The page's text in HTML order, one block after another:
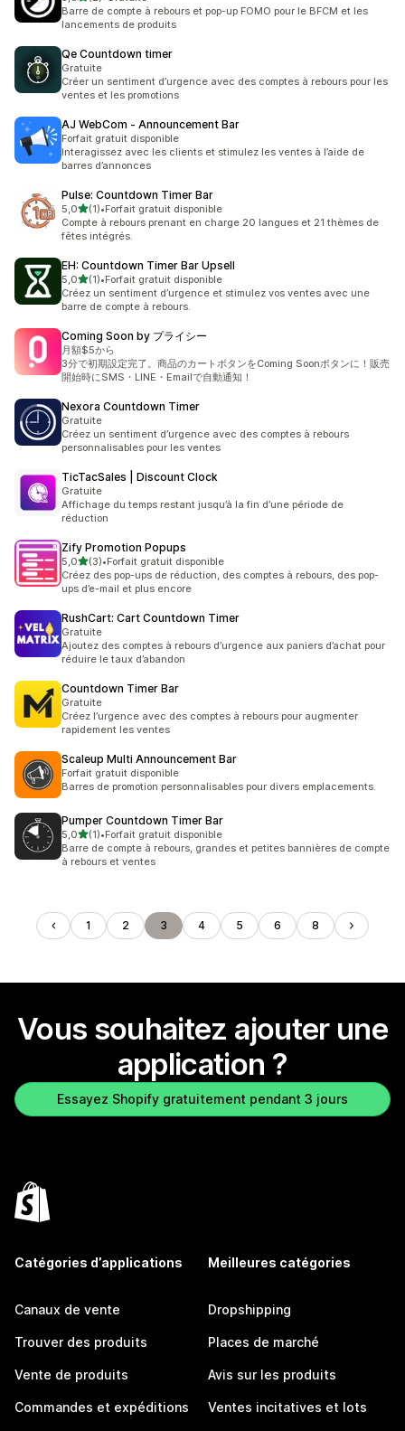
2 avis au total
Barre de compte à rebours et pop-up FOMO pour le BFCM et les
lancements de produits
Qe Countdown timer
Gratuite
Créer un sentiment d’urgence avec des comptes à rebours pour les
ventes et les promotions
AJ WebCom ‑ Announcement Bar
Forfait gratuit disponible
Interagissez avec les clients et stimulez les ventes à l’aide de
barres d’annonces
Pulse: Countdown Timer Bar
5,0étoile(s) sur 5
(1)
1 avis au total
•Forfait gratuit disponible
Compte à rebours prenant en charge 20 langues et 21 thèmes de
fêtes intégrés.
EH: Countdown Timer Bar Upsell
5,0étoile(s) sur 5
(1)
1 avis au total
•Forfait gratuit disponible
Créez un sentiment d’urgence et stimulez vos ventes avec une
barre de compte à rebours.
Coming Soon by プライシー
月額$5から
3分で初期設定完了。商品のカートボタンをComing Soonボタンに！販売
開始時にSMS・LINE・Emailで自動通知！
Nexora Countdown Timer
Gratuite
Créez un sentiment d’urgence avec des comptes à rebours
personnalisables pour les ventes
TicTacSales | Discount Clock
Gratuite
Affichage du temps restant jusqu’à la fin d’une période de
réduction
Zify Promotion Popups
5,0étoile(s) sur 5
(3)
3 avis au total
•Forfait gratuit disponible
Créez des pop-ups de réduction, des comptes à rebours, des pop-
ups d’e-mail et plus encore
RushCart: Cart Countdown Timer
Gratuite
Ajoutez des comptes à rebours d’urgence aux paniers d’achat pour
réduire le taux d’abandon
Countdown Timer Bar
Gratuite
Créez l’urgence avec des comptes à rebours pour augmenter
rapidement les ventes
Scaleup Multi Announcement Bar
Forfait gratuit disponible
Barres de promotion personnalisables pour divers emplacements.
Pumper Countdown Timer Bar
5,0étoile(s) sur 5
(1)
1 avis au total
•Forfait gratuit disponible
Barre de compte à rebours, grandes et petites bannières de compte
à rebours et ventes
1 2 3 4 5 6 8
Vous souhaitez ajouter une
application ?
Essayez Shopify gratuitement pendant 3 jours
Catégories d’applications
Canaux de vente
Trouver des produits
Vente de produits
Commandes et expéditions
Meilleures catégories
Dropshipping
Places de marché
Avis sur les produits
Ventes incitatives et lots